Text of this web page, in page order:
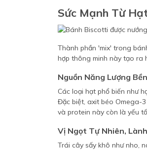
Sức Mạnh Từ
Thành phần 'mix' trong
hợp thông minh này tạo ra
Nguồn Năng Lượng
Các loại hạt phổ biến như
Đặc biệt, axit béo Omega-
và protein này còn là yếu
Vị Ngọt Tự Nhiên,
Trái cây sấy khô như nho,